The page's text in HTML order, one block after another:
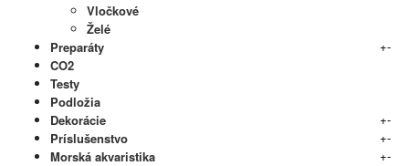
Vločkové
Želé
Preparáty
+-
CO2
Testy
Podložia
Dekorácie
+-
Príslušenstvo
+-
Morská akvaristika
+-